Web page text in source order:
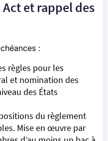
et rappel des
:
règles pour les
et nomination des
des États
du règlement
Mise en œuvre par